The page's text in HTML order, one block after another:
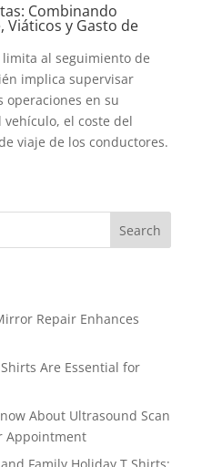
Combinando
y Gasto de
al seguimiento de
implica supervisar
operaciones en su
el coste del
viaje de los conductores.
Search
Repair Enhances
Are Essential for
About Ultrasound Scan
Appointment